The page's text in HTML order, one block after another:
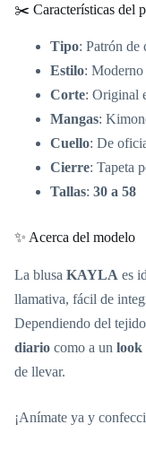
✂️ Características del
Tipo: Patrón de
Estilo: Moderno
Corte: Original
Mangas:
Cuello: De
Cierre: Tapeta
Tallas: 30 a 58
✨ Acerca del modelo
La blusa KAYLA es
llamativa, fácil de
Dependiendo del
diario como a un look
de llevar.
¡Anímate ya y